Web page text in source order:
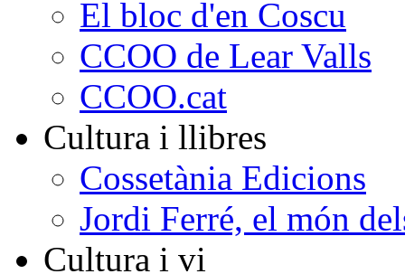
El bloc d'en Coscu
CCOO de Lear Valls
CCOO.cat
Cultura i llibres
Cossetània Edicions
Jordi Ferré, el món
Cultura i vi